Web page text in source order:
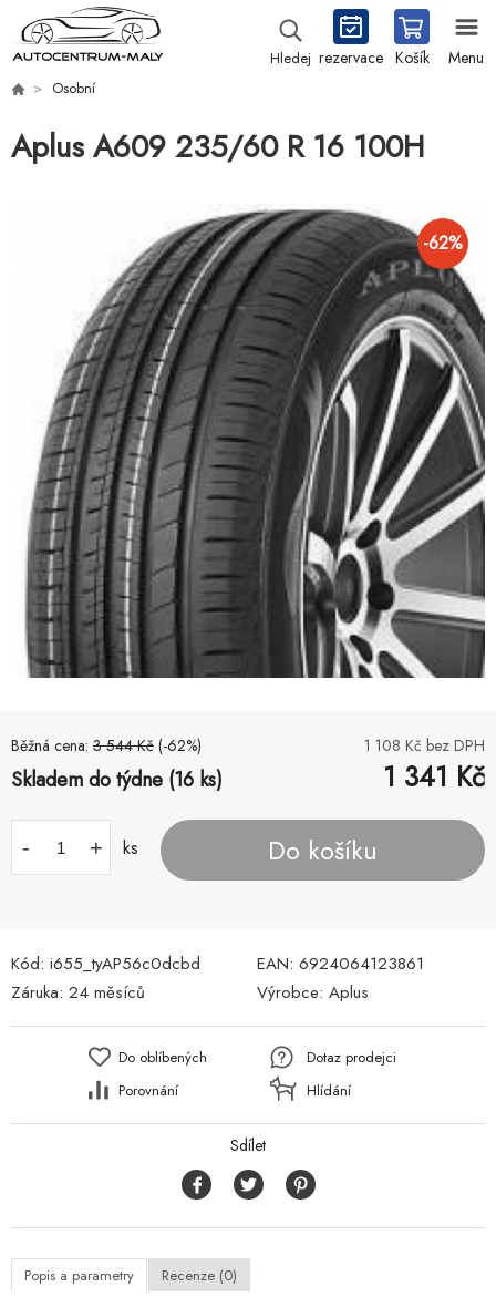
Hledej rezervace Košík Menu
Osobní
Aplus A609 235/60 R 16 100H
-62%
Běžná cena: 3 544 Kč (-62%) 1 108 Kč bez DPH
Skladem do týdne (16 ks) 1 341 Kč
- + ks Do košíku
Kód: i655_tyAP56c0dcbd EAN: 6924064123861
Záruka: 24 měsíců Výrobce: Aplus
Do oblíbených
Porovnání
Dotaz prodejci
Hlídání
Sdílet
Popis a parametry Recenze (0)